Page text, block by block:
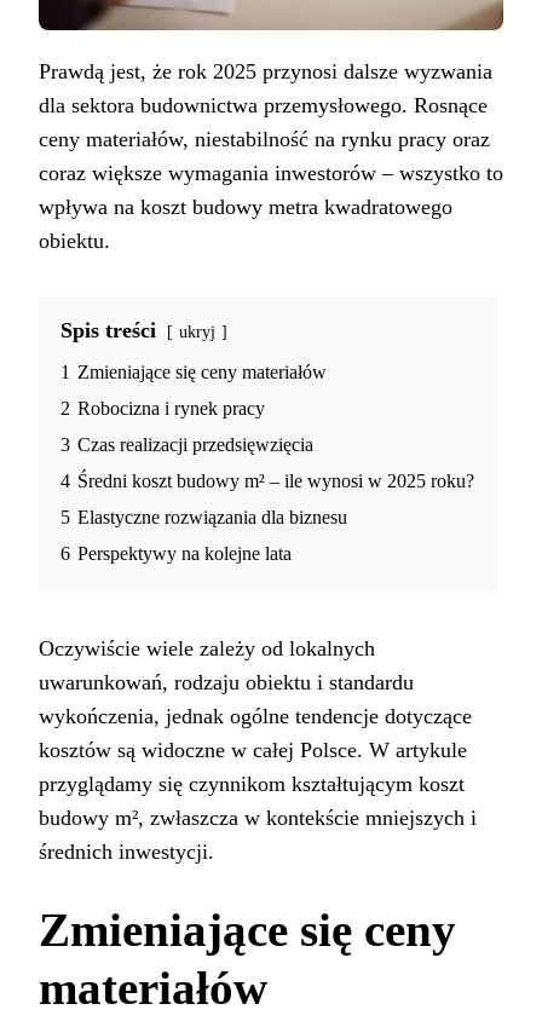
Prawdą jest, że rok 2025 przynosi dalsze wyzwania
dla sektora budownictwa przemysłowego. Rosnące
ceny materiałów, niestabilność na rynku pracy oraz
coraz większe wymagania inwestorów – wszystko to
wpływa na koszt budowy metra kwadratowego
obiektu.
Spis treści ukryj
1 Zmieniające się ceny materiałów
2 Robocizna i rynek pracy
3 Czas realizacji przedsięwzięcia
4 Średni koszt budowy m² – ile wynosi w 2025 roku?
5 Elastyczne rozwiązania dla biznesu
6 Perspektywy na kolejne lata
Oczywiście wiele zależy od lokalnych
uwarunkowań, rodzaju obiektu i standardu
wykończenia, jednak ogólne tendencje dotyczące
kosztów są widoczne w całej Polsce. W artykule
przyglądamy się czynnikom kształtującym koszt
budowy m², zwłaszcza w kontekście mniejszych i
średnich inwestycji.
Zmieniające się ceny
materiałów